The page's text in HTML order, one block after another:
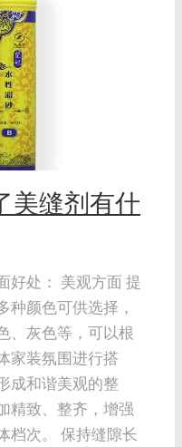
美缝剂有什
好处： 美观方面 提
种颜色可供选择，
、灰色等，可以根
家装氛围进行搭
成和谐美观的整
精致、整齐，增强
档次。 保持缝隙长